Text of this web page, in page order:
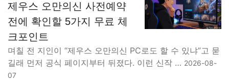
제우스 오만의신 사전예약
전에 확인할 5가지 무료 체
크포인트
며칠 전 지인이 “제우스 오만의신 PC로도 할 수 있냐”고 묻
길래 먼저 공식 페이지부터 뒤졌다. 이런 신작 … 2026-08-
07